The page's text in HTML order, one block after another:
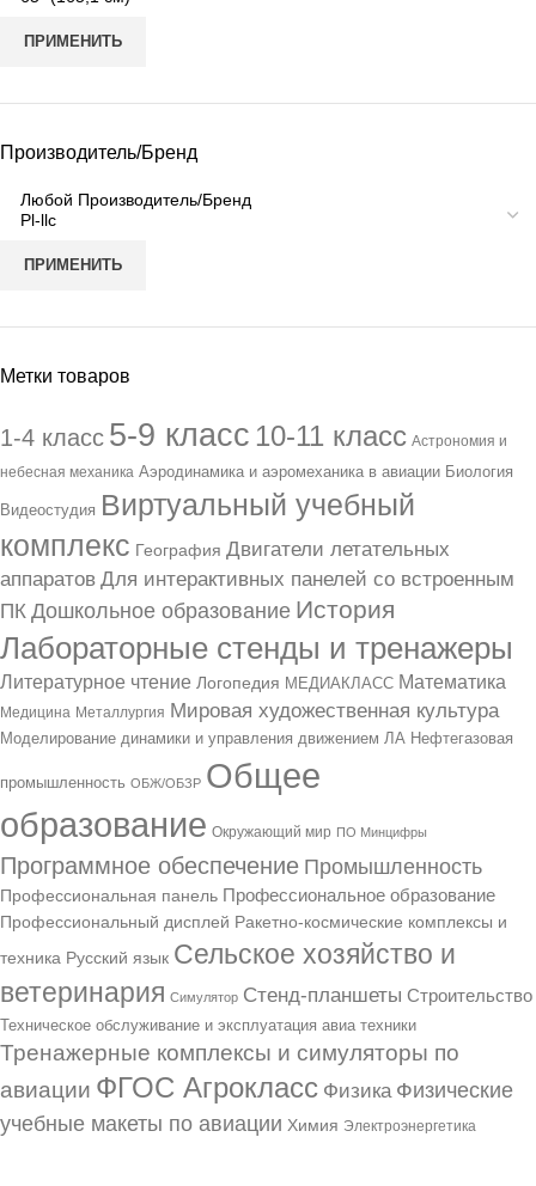
ПРИМЕНИТЬ
Производитель/Бренд
ПРИМЕНИТЬ
Метки товаров
1-4 класс 5-9 класс 10-11 класс Астрономия и
небесная механика Аэродинамика и аэромеханика в авиации Биология
Видеостудия Виртуальный учебный
комплекс География Двигатели летательных
аппаратов Для интерактивных панелей со встроенным
ПК Дошкольное образование История
Лабораторные стенды и тренажеры
Литературное чтение Логопедия МЕДИАКЛАСС Математика
Медицина Металлургия Мировая художественная культура
Моделирование динамики и управления движением ЛА Нефтегазовая
промышленность ОБЖ/ОБЗР Общее
образование Окружающий мир ПО Минцифры
Программное обеспечение Промышленность
Профессиональная панель Профессиональное образование
Профессиональный дисплей Ракетно-космические комплексы и
техника Русский язык Сельское хозяйство и
ветеринария Симулятор Стенд-планшеты Строительство
Техническое обслуживание и эксплуатация авиа техники
Тренажерные комплексы и симуляторы по
авиации ФГОС Агрокласс Физика Физические
учебные макеты по авиации Химия Электроэнергетика